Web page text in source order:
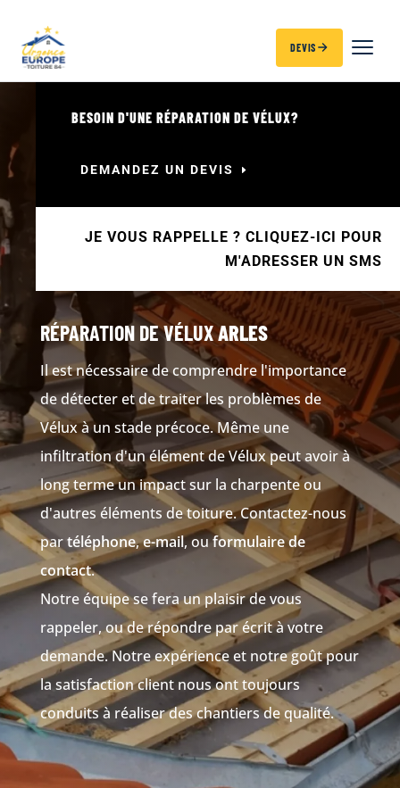
DEVIS
BESOIN D'UNE RÉPARATION DE VÉLUX?
DEMANDEZ UN DEVIS
JE VOUS RAPPELLE ? CLIQUEZ-ICI POUR
M'ADRESSER UN SMS
RÉPARATION DE VÉLUXARLES
Il est nécessaire de comprendre l'importance
de détecter et de traiter les problèmes de
Vélux à un stade précoce. Même une
infiltration d'un élément de Vélux peut avoir à
long terme un impact sur la charpente ou
d'autres éléments de toiture. Contactez-nous
partéléphone,e-mail, ouformulaire de
contact.
Notre équipe se fera un plaisir de vous
rappeler, ou de répondre par écrit à votre
demande. Notre expérience et notre goût pour
la satisfaction client nous ont toujours
conduits à réaliser des chantiers de qualité.